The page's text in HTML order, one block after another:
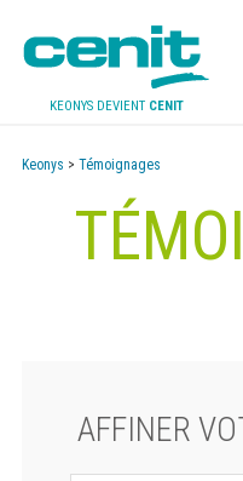
KEONYS DEVIENT CENIT
Keonys > Témoignages
AFFINER